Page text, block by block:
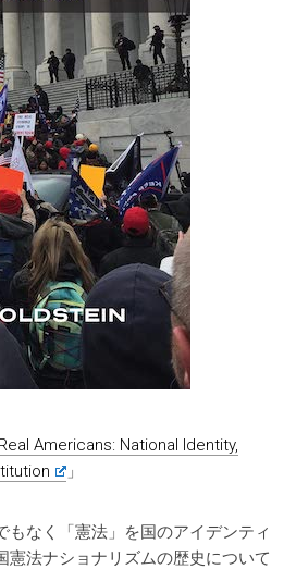
Real Americans: National Identity,
」
もなく「憲法」を国のアイデンティ
憲法ナショナリズムの歴史について